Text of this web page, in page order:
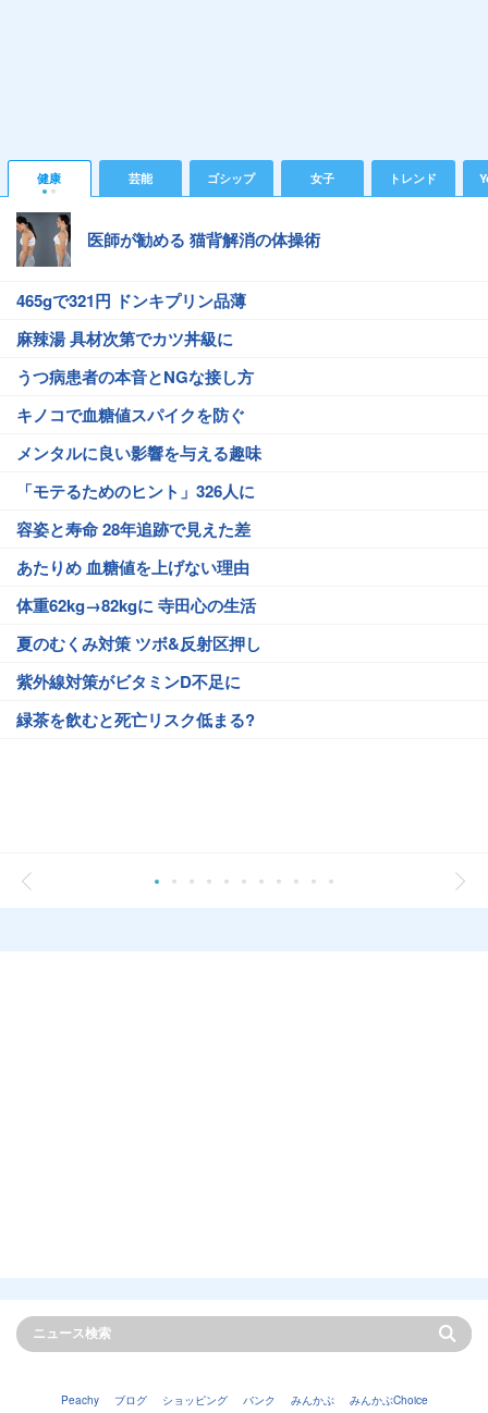
健康 芸能 ゴシップ 女子 トレンド
医師が勧める 猫背解消の体操術
465gで321円 ドンキプリン品薄
麻辣湯 具材次第でカツ丼級に
うつ病患者の本音とNGな接し方
キノコで血糖値スパイクを防ぐ
メンタルに良い影響を与える趣味
「モテるためのヒント」326人に
容姿と寿命 28年追跡で見えた差
あたりめ 血糖値を上げない理由
体重62kg→82kgに 寺田心の生活
夏のむくみ対策 ツボ&反射区押し
紫外線対策がビタミンD不足に
緑茶を飲むと死亡リスク低まる?
Peachy ブログ ショッピング バンク みんかぶ みんかぶChoice